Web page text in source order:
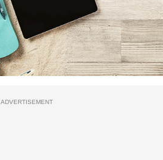
ADVERTISEMENT